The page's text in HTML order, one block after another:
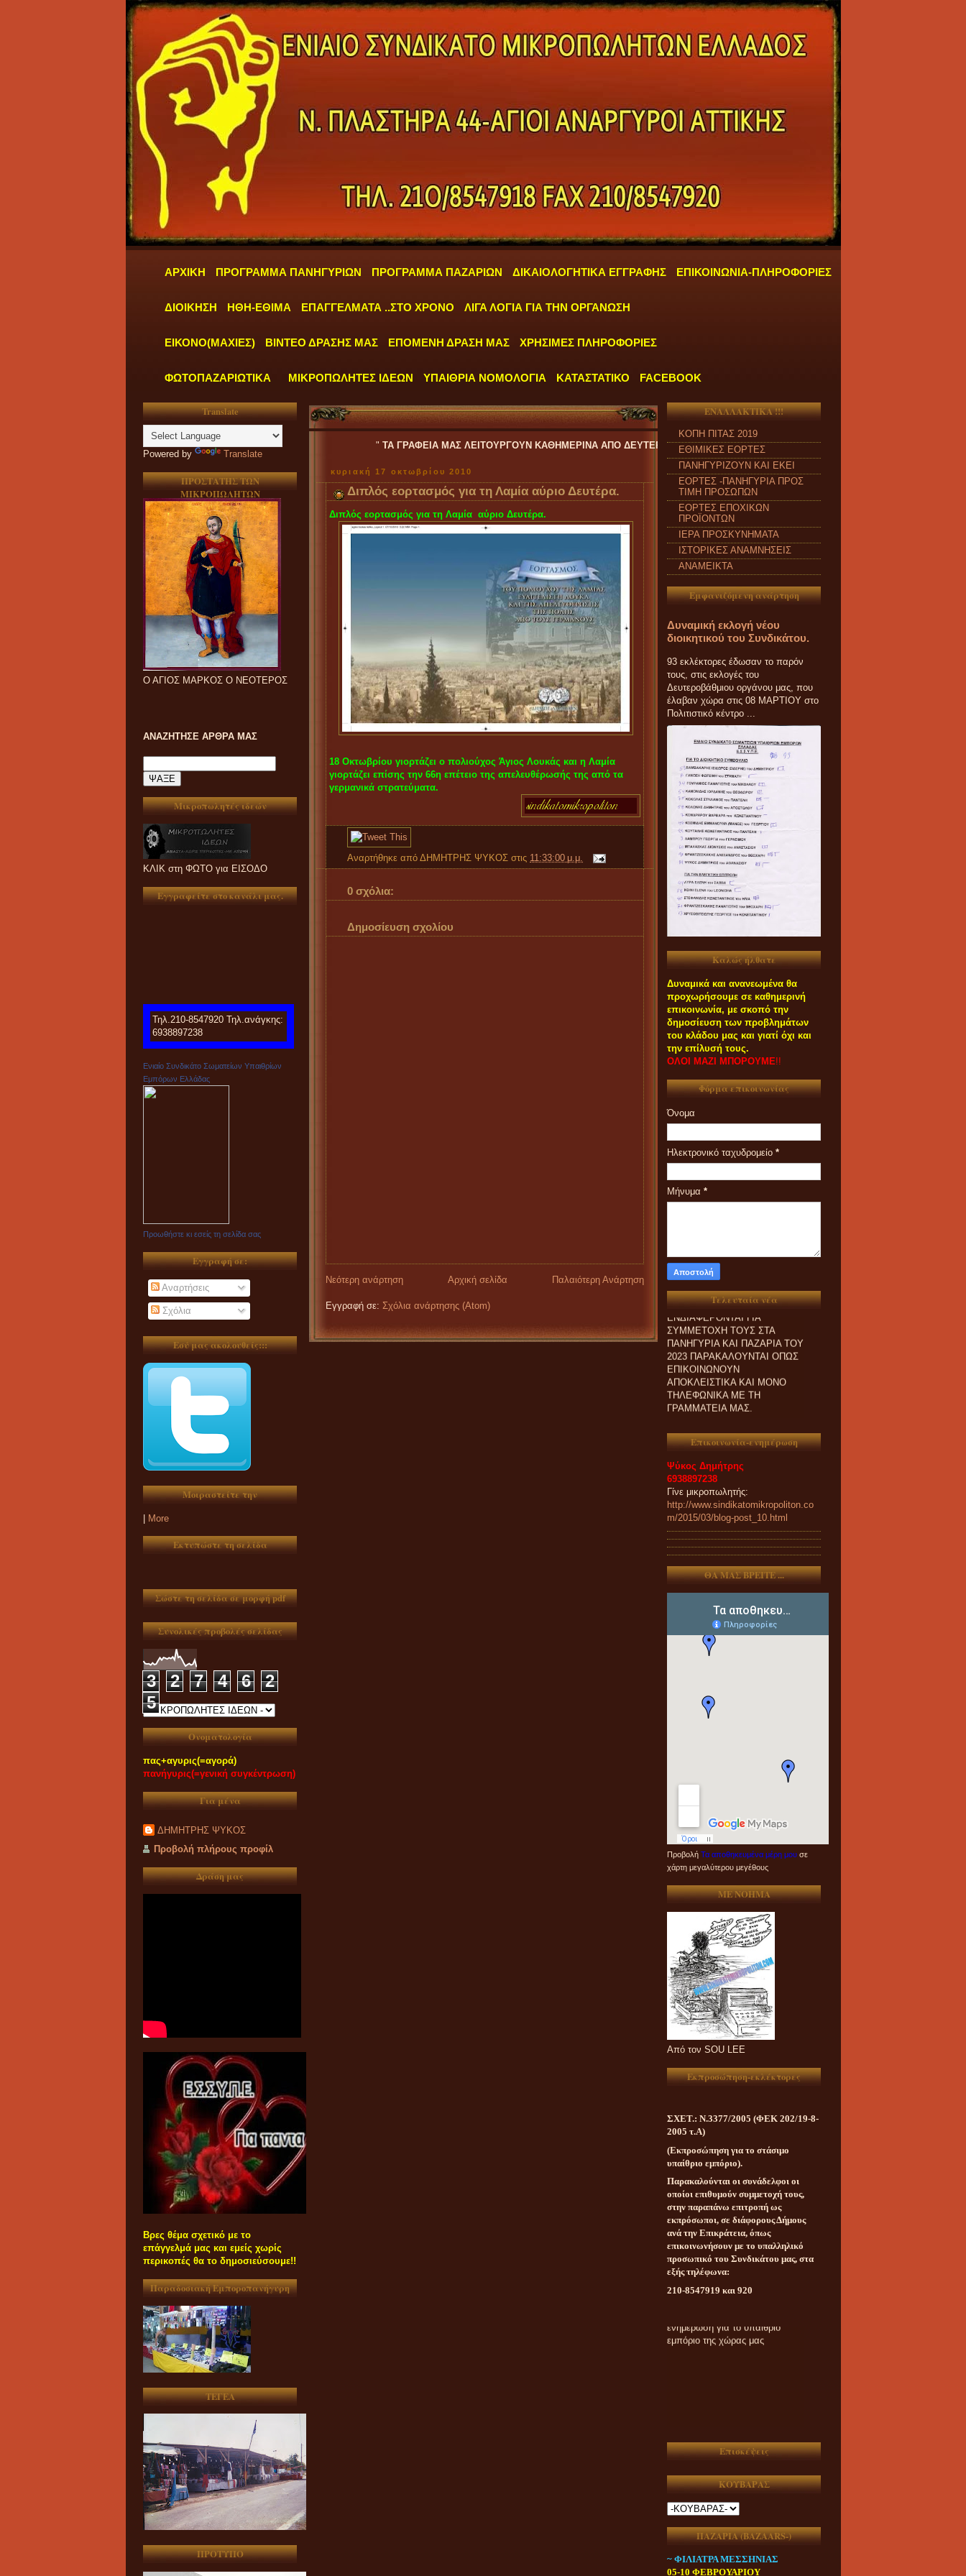
ΑΡΧΙΚΗ ΠΡΟΓΡΑΜΜΑ ΠΑΝΗΓΥΡΙΩΝ ΠΡΟΓΡΑΜΜΑ ΠΑΖΑΡΙΩΝ ΔΙΚΑΙΟΛΟΓΗΤΙΚΑ ΕΓΓΡΑΦΗΣ ΕΠΙΚΟΙΝΩΝΙΑ-ΠΛΗΡΟΦΟΡΙΕΣ
ΔΙΟΙΚΗΣΗ ΗΘΗ-ΕΘΙΜΑ ΕΠΑΓΓΕΛΜΑΤΑ ..ΣΤΟ ΧΡΟΝΟ ΛΙΓΑ ΛΟΓΙΑ ΓΙΑ ΤΗΝ ΟΡΓΑΝΩΣΗ
ΕΙΚΟΝΟ(ΜΑΧΙΕΣ) ΒΙΝΤΕΟ ΔΡΑΣΗΣ ΜΑΣ ΕΠΟΜΕΝΗ ΔΡΑΣΗ ΜΑΣ ΧΡΗΣΙΜΕΣ ΠΛΗΡΟΦΟΡΙΕΣ
ΦΩΤΟΠΑΖΑΡΙΩΤΙΚΑ ΜΙΚΡΟΠΩΛΗΤΕΣ ΙΔΕΩΝ ΥΠΑΙΘΡΙΑ ΝΟΜΟΛΟΓΙΑ ΚΑΤΑΣΤΑΤΙΚΟ FACEBOOK
Translate
Powered by Translate
ΠΡΟΣΤΑΤΗΣ ΤΩΝ
ΜΙΚΡΟΠΩΛΗΤΩΝ
Ο ΑΓΙΟΣ ΜΑΡΚΟΣ Ο ΝΕΟΤΕΡΟΣ
ΑΝΑΖΗΤΗΣΕ ΑΡΘΡΑ ΜΑΣ
Μικροπωλητές ιδεών
ΚΛΙΚ στη ΦΩΤΟ για ΕΙΣΟΔΟ
Εγγραφείτε στο κανάλι μας.
Τηλ.210-8547920 Τηλ.ανάγκης:
6938897238
Ενιαίο Συνδικάτο Σωματείων Υπαιθρίων
Εμπόρων Ελλάδας
Προωθήστε κι εσείς τη σελίδα σας
Εγγραφή σε:
Αναρτήσεις
Σχόλια
Εσύ μας ακολουθείς:::
Μοιραστείτε την
More
Εκτυπώστε τη σελίδα
Σώστε τη σελίδα σε μορφή pdf
Συνολικές προβολές σελίδας
3 2 7 4 6
2
5
Ονοματολογία
πας+αγυρις(=αγορά)
πανήγυρις(=γενική συγκέντρωση)
Για μένα
ΔΗΜΗΤΡΗΣ ΨΥΚΟΣ
Προβολή πλήρους προφίλ
Δράση μας
Βρες θέμα σχετικό με το
επάγγελμά μας και εμείς χωρίς
περικοπές θα το δημοσιεύσουμε!!
Παραδοσιακή Εμποροπανήγυρη
ΤΕΓΕΑ
ΠΡΟΤΥΠΟ
ΤΑ ΓΡΑΦΕΙΑ ΜΑΣ ΛΕΙΤΟΥΡΓΟΥΝ ΚΑΘΗΜΕΡΙΝΑ ΑΠΟ ΔΕΥΤΕΡΑ έως ΠΑΡΑΣΚΕΥΗ και από ώρα 09:00 π.μ. έως 04:00 μ.μ.
κυριακή 17 οκτωβρίου 2010
Διπλός εορτασμός για τη Λαμία αύριο Δευτέρα.
Διπλός εορτασμός για τη Λαμία αύριο Δευτέρα.
18 Οκτωβρίου γιορτάζει ο πολιούχος Άγιος Λουκάς και η Λαμία
γιορτάζει επίσης την 66η επέτειο της απελευθέρωσής της από τα
γερμανικά στρατεύματα.
Αναρτήθηκε από ΔΗΜΗΤΡΗΣ ΨΥΚΟΣ στις 11:33:00 μ.μ.
0 σχόλια:
Δημοσίευση σχολίου
Νεότερη ανάρτηση Παλαιότερη Ανάρτηση
Αρχική σελίδα
Εγγραφή σε: Σχόλια ανάρτησης (Atom)
ΕΝΑΛΛΑΚΤΙΚΑ !!!
ΚΟΠΗ ΠΙΤΑΣ 2019
ΕΘΙΜΙΚΕΣ ΕΟΡΤΕΣ
ΠΑΝΗΓΥΡΙΖΟΥΝ ΚΑΙ ΕΚΕΙ
ΕΟΡΤΕΣ -ΠΑΝΗΓΥΡΙΑ ΠΡΟΣ
ΤΙΜΗ ΠΡΟΣΩΠΩΝ
ΕΟΡΤΕΣ ΕΠΟΧΙΚΩΝ
ΠΡΟΪΟΝΤΩΝ
ΙΕΡΑ ΠΡΟΣΚΥΝΗΜΑΤΑ
ΙΣΤΟΡΙΚΕΣ ΑΝΑΜΝΗΣΕΙΣ
ΑΝΑΜΕΙΚΤΑ
Εμφανιζόμενη ανάρτηση
Δυναμική εκλογή νέου
διοικητικού του Συνδικάτου.
93 εκλέκτορες έδωσαν το παρόν
τους, στις εκλογές του
Δευτεροβάθμιου οργάνου μας, που
έλαβαν χώρα στις 08 ΜΑΡΤΙΟΥ στο
Πολιτιστικό κέντρο ...
Καλώς ήλθατε
Δυναμικά και ανανεωμένα θα
προχωρήσουμε σε καθημερινή
επικοινωνία, με σκοπό την
δημοσίευση των προβλημάτων
του κλάδου μας και γιατί όχι και
την επίλυσή τους.
ΟΛΟΙ ΜΑΖΙ ΜΠΟΡΟΥΜΕ!!
Φόρμα επικοινωνίας
Όνομα
Ηλεκτρονικό ταχυδρομείο *
Μήνυμα *
Τελευταία νέα
ΟΙ ΣΥΝΑΔΕΛΦΟΙ ΠΟΥ
ΕΝΔΙΑΦΕΡΟΝΤΑΙ ΓΙΑ
ΣΥΜΜΕΤΟΧΗ ΤΟΥΣ ΣΤΑ
ΠΑΝΗΓΥΡΙΑ ΚΑΙ ΠΑZΑΡΙΑ ΤΟΥ
2023 ΠΑΡΑΚΑΛΟΥΝΤΑΙ ΟΠΩΣ
ΕΠΙΚΟΙΝΩΝΟΥΝ
ΑΠΟΚΛΕΙΣΤΙΚΑ ΚΑΙ ΜΟΝΟ
ΤΗΛΕΦΩΝΙΚΑ ΜΕ ΤΗ
ΓΡΑΜΜΑΤΕΙΑ ΜΑΣ.
Επικοινωνία-ενημέρωση
Ψύκος Δημήτρης
6938897238
Γίνε μικροπωλητής:
http://www.sindikatomikropoliton.co
m/2015/03/blog-post_10.html
ΘΑ ΜΑΣ ΒΡΕΙΤΕ ...
Προβολή Τα αποθηκευμένα μέρη μου σε
χάρτη μεγαλύτερου μεγέθους
ME NOHMA
Aπό τον SOU LEE
Εκπροσώπηση-εκλέκτορες
ΣΧΕΤ.: Ν.3377/2005 (ΦΕΚ 202/19-8-
2005 τ.Α)
(Εκπροσώπηση για το στάσιμο
υπαίθριο εμπόριο).
Παρακαλούνται οι συνάδελφοι οι
οποίοι επιθυμούν συμμετοχή τους,
στην παραπάνω επιτροπή ως
εκπρόσωποι, σε διάφορους Δήμους
ανά την Επικράτεια, όπως
επικοινωνήσουν με το υπαλληλικό
προσωπικό του Συνδικάτου μας, στα
εξής τηλέφωνα:
210-8547919 και 920
εμπόριο της χώρας μας
Επισκέψεις
ΚΟΥΒΑΡΑΣ
ΠΑΖΑΡΙΑ (ΒAZAARS-)
~ ΦΙΛΙΑΤΡΑ ΜΕΣΣΗΝΙΑΣ
05-10 ΦΕΒΡΟΥΑΡΙΟΥ